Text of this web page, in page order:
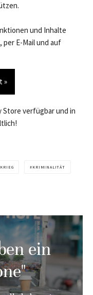
und Inhalte
per E-Mail und auf
»
Store verfügbar und in
KRIEG KRIMINALITÄT
ein